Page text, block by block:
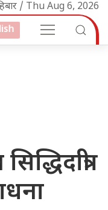
/ Thu Aug 6, 2026